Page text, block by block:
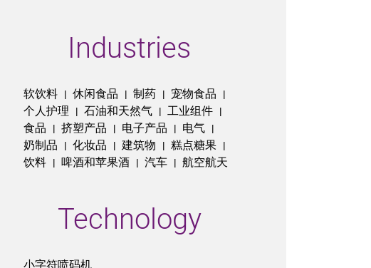
Industries
软饮料 | 休闲食品 | 制药 | 宠物食品 |
个人护理 | 石油和天然气 | 工业组件 |
食品 | 挤塑产品 | 电子产品 | 电气 |
奶制品 | 化妆品 | 建筑物 | 糕点糖果 |
饮料 | 啤酒和苹果酒 | 汽车 | 航空航天
Technology
小字符喷码机